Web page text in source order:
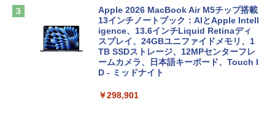
Apple 2026 MacBook Air M5チップ搭載
13インチノートブック：AIとApple Intell
igence、13.6インチLiquid Retinaディ
スプレイ、24GBユニファイドメモリ、1
TB SSDストレージ、12MPセンターフレ
ームカメラ、日本語キーボード、Touch I
D - ミッドナイト
￥298,901